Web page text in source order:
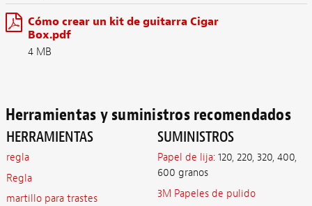
Cómo crear un kit de guitarra Cigar
Box.pdf
4 MB
Herramientas y suministros recomendados
HERRAMIENTAS
regla
Regla
martillo para trastes
SUMINISTROS
Papel de lija: 120, 220, 320, 400,
600 granos
3M Papeles de pulido